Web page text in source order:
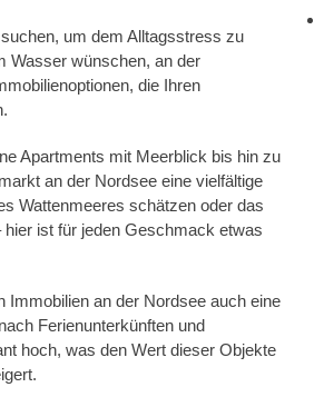
um dem Alltagsstress zu
Wasser wünschen, an der
die Ihren
Apartments mit Meerblick bis hin zu
an der Nordsee eine vielfältige
Wattenmeeres schätzen oder das
ist für jeden Geschmack etwas
Immobilien an der Nordsee auch eine
Ferienunterkünften und
hoch, was den Wert dieser Objekte